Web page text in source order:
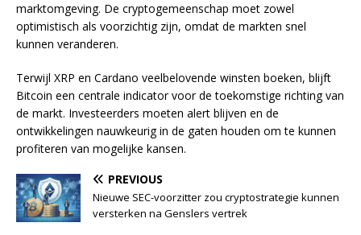
marktomgeving. De cryptogemeenschap moet zowel
optimistisch als voorzichtig zijn, omdat de markten snel
kunnen veranderen.
Terwijl XRP en Cardano veelbelovende winsten boeken, blijft
Bitcoin een centrale indicator voor de toekomstige richting van
de markt. Investeerders moeten alert blijven en de
ontwikkelingen nauwkeurig in de gaten houden om te kunnen
profiteren van mogelijke kansen.
PREVIOUS
Nieuwe SEC-voorzitter zou cryptostrategie kunnen
versterken na Genslers vertrek